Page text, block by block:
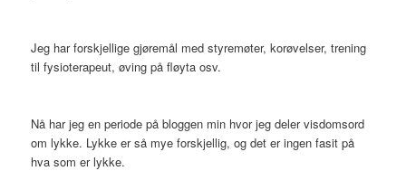
Jeg har forskjellige gjøremål med styremøter, korøvelser, trening
til fysioterapeut, øving på fløyta osv.
Nå har jeg en periode på bloggen min hvor jeg deler visdomsord
om lykke. Lykke er så mye forskjellig, og det er ingen fasit på
hva som er lykke.